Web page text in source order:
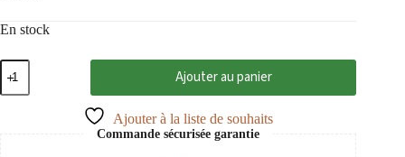
En stock
quantité
de
Merlot
Ajouter au panier
Ajouter à la liste de souhaits
Commande sécurisée garantie